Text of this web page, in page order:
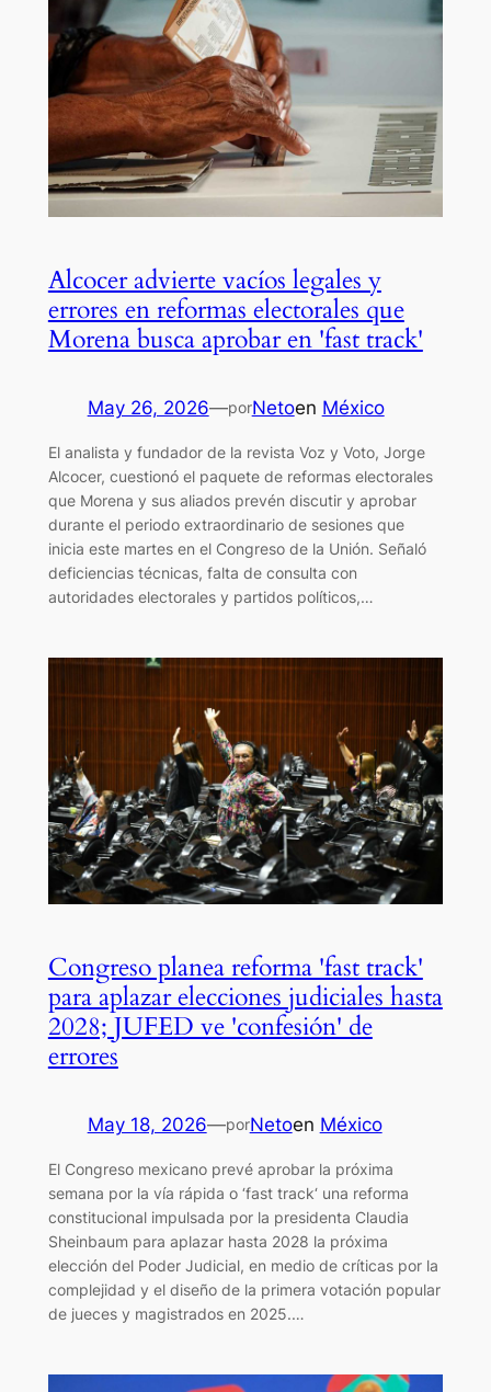
Alcocer advierte vacíos legales y
errores en reformas electorales que
Morena busca aprobar en 'fast track'
May 26, 2026—porNetoen México
El analista y fundador de la revista Voz y Voto, Jorge
Alcocer, cuestionó el paquete de reformas electorales
que Morena y sus aliados prevén discutir y aprobar
durante el periodo extraordinario de sesiones que
inicia este martes en el Congreso de la Unión. Señaló
deficiencias técnicas, falta de consulta con
autoridades electorales y partidos políticos,…
Congreso planea reforma 'fast track'
para aplazar elecciones judiciales hasta
2028; JUFED ve 'confesión' de
errores
May 18, 2026—porNetoen México
El Congreso mexicano prevé aprobar la próxima
semana por la vía rápida o ‘fast track‘ una reforma
constitucional impulsada por la presidenta Claudia
Sheinbaum para aplazar hasta 2028 la próxima
elección del Poder Judicial, en medio de críticas por la
complejidad y el diseño de la primera votación popular
de jueces y magistrados en 2025.…